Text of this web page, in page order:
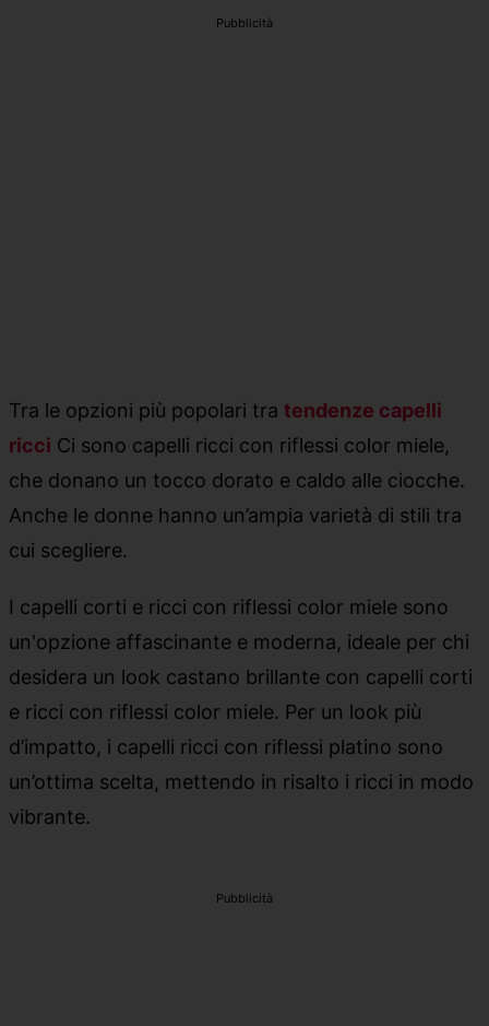
Pubblicità
Tra le opzioni più popolari tra tendenze capelli
ricci Ci sono capelli ricci con riflessi color miele,
che donano un tocco dorato e caldo alle ciocche.
Anche le donne hanno un’ampia varietà di stili tra
cui scegliere.
I capelli corti e ricci con riflessi color miele sono
un'opzione affascinante e moderna, ideale per chi
desidera un look castano brillante con capelli corti
e ricci con riflessi color miele. Per un look più
d’impatto, i capelli ricci con riflessi platino sono
un’ottima scelta, mettendo in risalto i ricci in modo
vibrante.
Pubblicità